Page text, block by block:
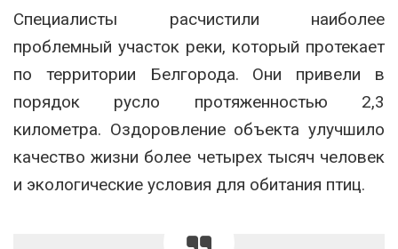
Специалисты расчистили наиболее
проблемный участок реки, который протекает
по территории Белгорода. Они привели в
порядок русло протяженностью 2,3
километра. Оздоровление объекта улучшило
качество жизни более четырех тысяч человек
и экологические условия для обитания птиц.